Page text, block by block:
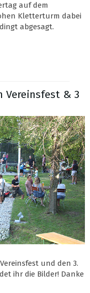
auf dem
Kletterturm dabei
abgesagt.
Vereinsfest & 3
und den 3.
ihr die Bilder! Danke